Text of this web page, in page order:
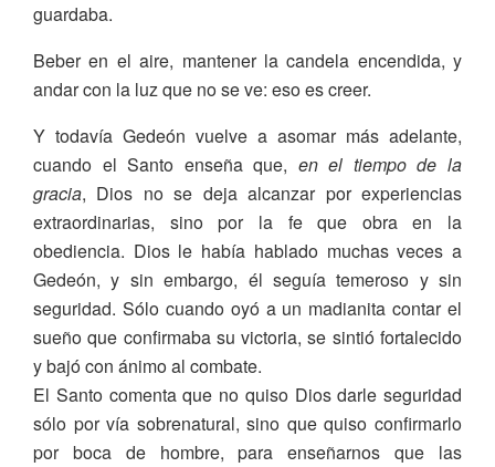
guardaba.
Beber en el aire, mantener la candela encendida, y
andar con la luz que no se ve: eso es creer.
Y todavía Gedeón vuelve a asomar más adelante,
cuando el Santo enseña que, en el tiempo de la
gracia, Dios no se deja alcanzar por experiencias
extraordinarias, sino por la fe que obra en la
obediencia. Dios le había hablado muchas veces a
Gedeón, y sin embargo, él seguía temeroso y sin
seguridad. Sólo cuando oyó a un madianita contar el
sueño que confirmaba su victoria, se sintió fortalecido
y bajó con ánimo al combate.
El Santo comenta que no quiso Dios darle seguridad
sólo por vía sobrenatural, sino que quiso confirmarlo
por boca de hombre, para enseñarnos que las